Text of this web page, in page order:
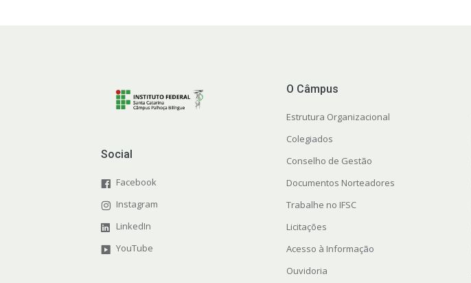
Social
Facebook
Instagram
LinkedIn
YouTube
O Câmpus
Estrutura Organizacional
Colegiados
Conselho de Gestão
Documentos Norteadores
Trabalhe no IFSC
Licitações
Acesso à Informação
Ouvidoria